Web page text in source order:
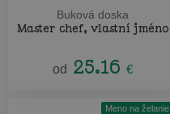
Buková doska
Master chef, vlastní jméno
od 25.16 €
Meno na želanie